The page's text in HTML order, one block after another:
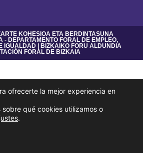
KOHESIOA ETA BERDINTASUNA
- DEPARTAMENTO FORAL DE EMPLEO,
IGUALDAD | BIZKAIKO FORU ALDUNDIA
FORAL DE BIZKAIA
ofrecerte la mejor experiencia en
qué cookies utilizamos o
.